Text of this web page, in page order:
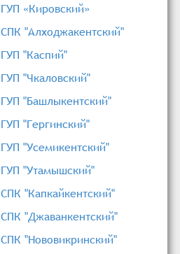
ГУП «Кировский»
СПК "Алходжакентский"
ГУП "Каспий"
ГУП "Чкаловский"
ГУП "Башлыкентский"
ГУП "Гергинский"
ГУП "Усемикентский"
ГУП "Утамышский"
СПК "Капкайкентский"
СПК "Джаванкентский"
СПК "Нововикринский"